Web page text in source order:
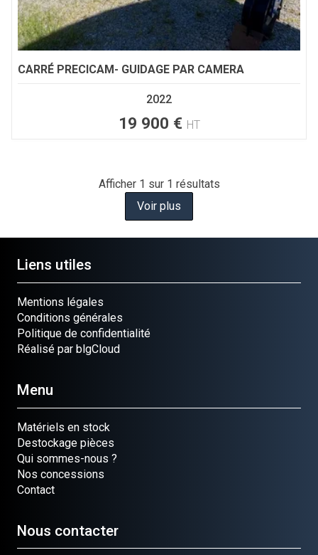
CARRÉ PRECICAM- GUIDAGE PAR CAMERA
2022
19 900 € HT
Afficher 1 sur 1 résultats
Voir plus
Liens utiles
Mentions légales
Conditions générales
Politique de confidentialité
Réalisé par blgCloud
Menu
Matériels en stock
Destockage pièces
Qui sommes-nous ?
Nos concessions
Contact
Nous contacter